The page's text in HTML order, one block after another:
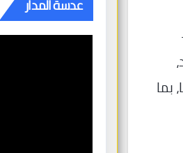
بما
عدسة المدار